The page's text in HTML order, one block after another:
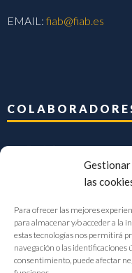
las
Para ofrecer las mejores
para almacenar y/o acceder a la
estas tecnologías nos permitirá
navegación o las identificaciones
consentimiento, puede afectar
EMAIL:fiab@fiab.es